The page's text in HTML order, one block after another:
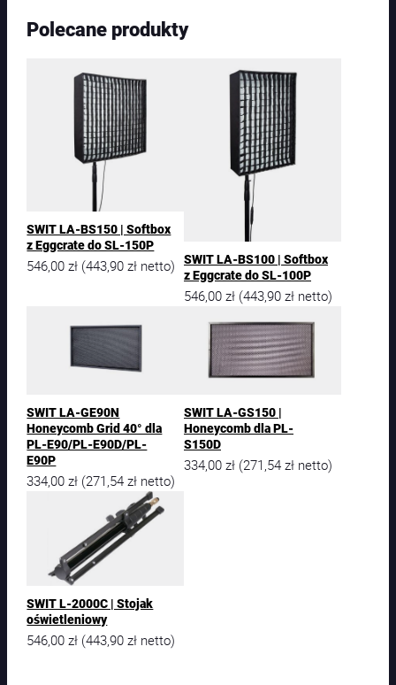
Polecane produkty
SWIT LA-BS150 | Softbox
z Eggcrate do SL-150P
546,00zł (443,90zł netto)
SWIT LA-BS100 | Softbox
z Eggcrate do SL-100P
546,00 zł (443,90 zł netto)
SWIT LA-GE90N
Honeycomb Grid 40° dla
PL-E90/PL-E90D/PL-
E90P
334,00zł (271,54zł netto)
SWIT LA-GS150 |
Honeycomb dla PL-
S150D
334,00 zł (271,54 zł netto)
SWIT L-2000C | Stojak
oświetleniowy
546,00zł (443,90zł netto)